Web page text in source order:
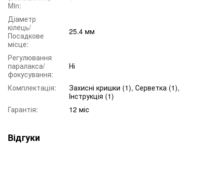
Min:
Діаметр
кілець/
Посадкове
місце:
25.4 мм
Регулювання
паралакса/
фокусування:
Ні
Комплектація:
Захисні кришки (1), Серветка (1),
Інструкція (1)
Гарантія:
12 міс
Відгуки